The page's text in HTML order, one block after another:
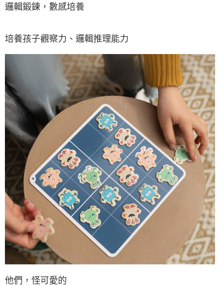
邏輯鍛鍊，數感培養
培養孩子觀察力、邏輯推理能力
他們，怪可愛的